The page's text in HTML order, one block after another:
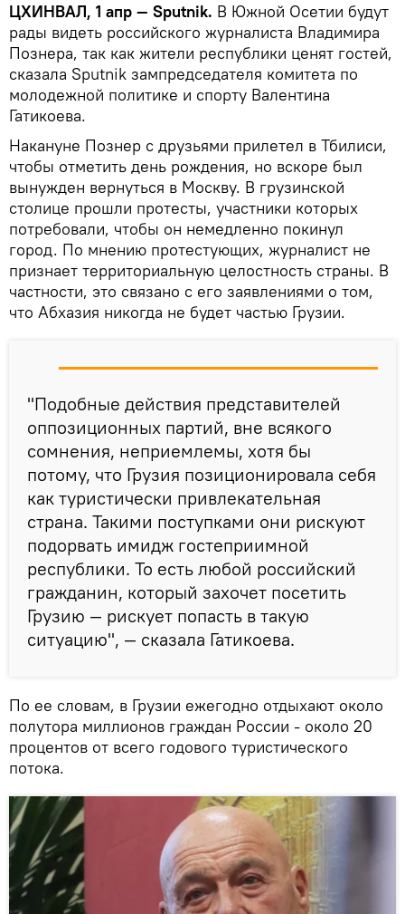
ЦХИНВАЛ, 1 апр — Sputnik. В Южной Осетии будут
рады видеть российского журналиста Владимира
Познера, так как жители республики ценят гостей,
сказала Sputnik зампредседателя комитета по
молодежной политике и спорту Валентина
Гатикоева.
Накануне Познер с друзьями прилетел в Тбилиси,
чтобы отметить день рождения, но вскоре был
вынужден вернуться в Москву. В грузинской
столице прошли протесты, участники которых
потребовали, чтобы он немедленно покинул
город. По мнению протестующих, журналист не
признает территориальную целостность страны. В
частности, это связано с его заявлениями о том,
что Абхазия никогда не будет частью Грузии.
"Подобные действия представителей
оппозиционных партий, вне всякого
сомнения, неприемлемы, хотя бы
потому, что Грузия позиционировала себя
как туристически привлекательная
страна. Такими поступками они рискуют
подорвать имидж гостеприимной
республики. То есть любой российский
гражданин, который захочет посетить
Грузию — рискует попасть в такую
ситуацию", — сказала Гатикоева.
По ее словам, в Грузии ежегодно отдыхают около
полутора миллионов граждан России - около 20
процентов от всего годового туристического
потока.